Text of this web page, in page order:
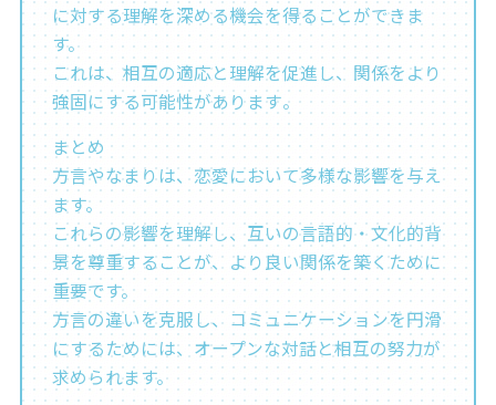
に対する理解を深める機会を得ることができま
す。
これは、相互の適応と理解を促進し、関係をより
強固にする可能性があります​。
まとめ
方言やなまりは、恋愛において多様な影響を与え
ます。
これらの影響を理解し、互いの言語的・文化的背
景を尊重することが、より良い関係を築くために
重要です。
方言の違いを克服し、コミュニケーションを円滑
にするためには、オープンな対話と相互の努力が
求められます。